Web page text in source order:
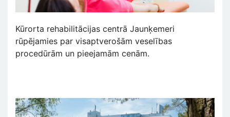
Kūrorta rehabilitācijas centrā Jaunķemeri
rūpējamies par visaptverošām veselības
procedūrām un pieejamām cenām.